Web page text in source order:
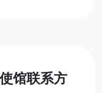
馆联系方